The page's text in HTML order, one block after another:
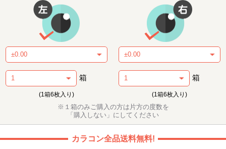
箱
(1箱6枚入り)
箱
(1箱6枚入り)
※１箱のみご購入の方は片方の度数を
「購入しない」にしてください
カラコン全品送料無料!